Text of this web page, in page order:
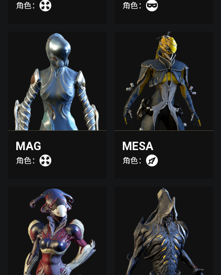
角色： 角色：
MAG
角色：
MESA
角色：